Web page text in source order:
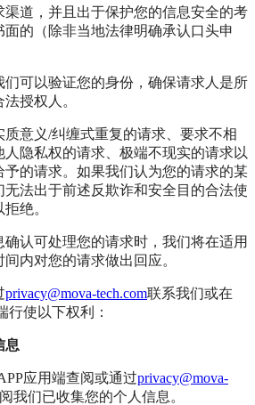
渠道，并且出于保护您的信息安全的考
面的（除非当地法律明确承认口头申
们可以验证您的身份，确保请求人是所
授权人。
意义/纠缠式重复的请求、要求不相
隐私权的请求、极端不现实的请求以
予的请求。如果我们认为您的请求的某
法出于前述反欺诈和安全目的合法使
绝。
认可处理您的请求时，我们将在适用
内对您的请求做出回应。
privacy@mova-tech.com联系我们或在
行使以下权利：
息
应用端查阅或通过privacy@mova-
我们已收集您的个人信息。